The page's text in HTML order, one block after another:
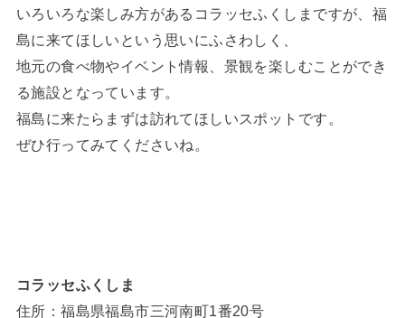
いろいろな楽しみ方があるコラッセふくしまですが、福
島に来てほしいという思いにふさわしく、
地元の食べ物やイベント情報、景観を楽しむことができ
る施設となっています。
福島に来たらまずは訪れてほしいスポットです。
ぜひ行ってみてくださいね。
コラッセふくしま
住所：福島県福島市三河南町1番20号